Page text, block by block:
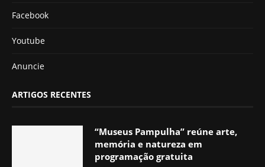
Facebook
Youtube
Anuncie
ARTIGOS RECENTES
“Museus Pampulha” reúne arte,
memória e natureza em
programação gratuita